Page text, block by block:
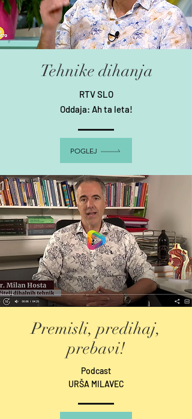
Tehnike dihanja
RTV SLO
Oddaja: Ah ta leta!
POGLEJ
Premisli, predihaj,
prebavi!
Podcast
URŠA MILAVEC